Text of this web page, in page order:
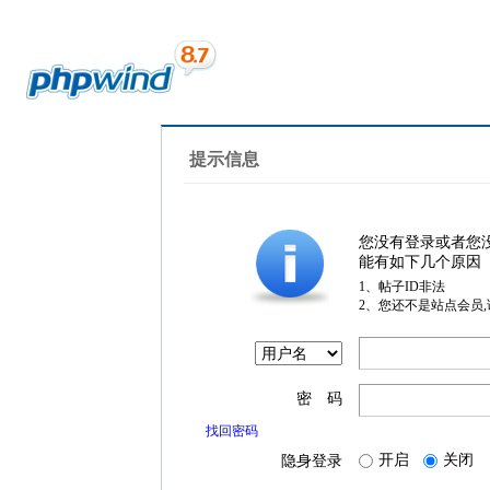
提示信息
您没有登录或者您
能有如下几个原因
1、帖子ID非法
2、您还不是站点会员
密 码
找回密码
隐身登录 开启 关闭